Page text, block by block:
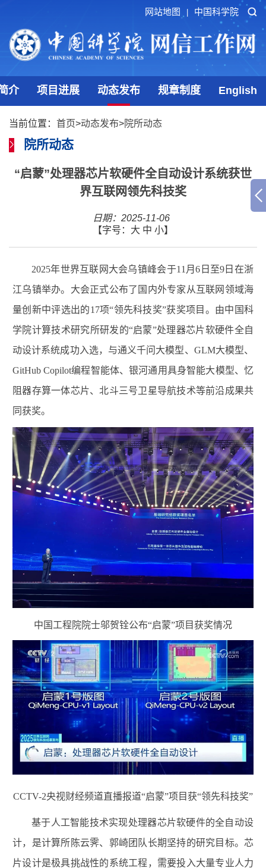
网站地图 中国科学院
介 项目进展 动态发布 规章制度 English
当前位置： 首页>动态发布>院所动态
院所动态
“启蒙”处理器芯片软硬件全自动设计系统获世
界互联网领先科技奖
日期：2025-11-06
【字号： 大 中 小】
2025年世界互联网大会乌镇峰会于11月6日至9日在浙
江乌镇举办。大会正式公布了国内外专家从互联网领域海
量创新中评选出的17项“领先科技奖”获奖项目。由中国科
学院计算技术研究所研发的“启蒙”处理器芯片软硬件全自
动设计系统成功入选，与通义千问大模型、GLM大模型、
GitHub Copilot编程智能体、银河通用具身智能大模型、忆
阻器存算一体芯片、北斗三号卫星导航技术等前沿成果共
同获奖。
中国工程院院士邬贺铨公布“启蒙”项目获奖情况
CCTV-2央视财经频道直播报道“启蒙”项目获“领先科技奖”
基于人工智能技术实现处理器芯片软硬件的全自动设
计，是计算所陈云霁、郭崎团队长期坚持的研究目标。芯
片设计是极具挑战性的系统工程，需要投入大量专业人力